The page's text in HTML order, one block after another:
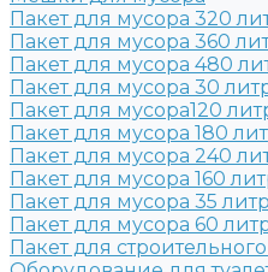
Пакет для мусора 320
Пакет для мусора 360
Пакет для мусора 480
Пакет для мусора 30
Пакет для мусора120
Пакет для мусора 180
Пакет для мусора 240
Пакет для мусора 160
Пакет для мусора 35
Пакет для мусора 60
Пакет для